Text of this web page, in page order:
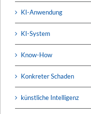
KI-Anwendung
KI-System
Know-How
Konkreter Schaden
künstliche Intelligenz